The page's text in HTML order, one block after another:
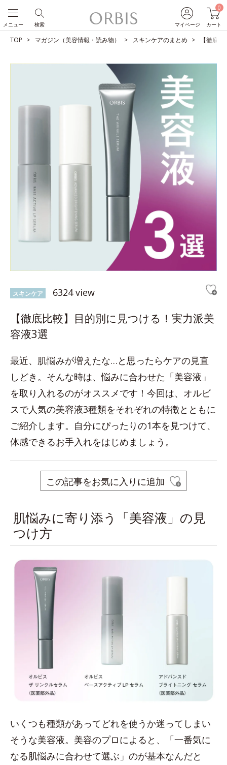
マイページ
0
カート
検索
メニュー
TOP マガジン（美容情報・読み物） スキンケアのまとめ 【徹底
スキンケア 6324 view
【徹底比較】目的別に見つける！実力派美
容液3選
最近、肌悩みが増えたな…と思ったらケアの見直
しどき。そんな時は、悩みに合わせた「美容液」
を取り入れるのがオススメです！今回は、オルビ
スで人気の美容液3種類をそれぞれの特徴とともに
ご紹介します。自分にぴったりの1本を見つけて、
体感できるお手入れをはじめましょう。
この記事をお気に入りに追加
肌悩みに寄り添う「美容液」の見
つけ方
いくつも種類があってどれを使うか迷ってしまい
そうな美容液。美容のプロによると、「一番気に
なる肌悩みに合わせて選ぶ」のが基本なんだと